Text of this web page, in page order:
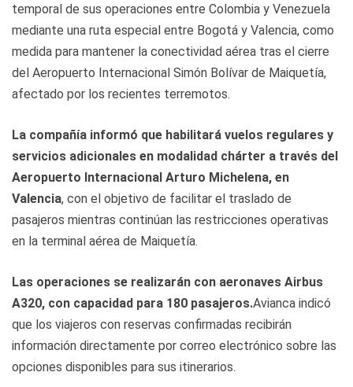
temporal de sus operaciones entre Colombia y Venezuela
mediante una ruta especial entre Bogotá y Valencia, como
medida para mantener la conectividad aérea tras el cierre
del Aeropuerto Internacional Simón Bolívar de Maiquetía,
afectado por los recientes terremotos.
La compañía informó que habilitará vuelos regulares y
servicios adicionales en modalidad chárter a través del
Aeropuerto Internacional Arturo Michelena, en
Valencia, con el objetivo de facilitar el traslado de
pasajeros mientras continúan las restricciones operativas
en la terminal aérea de Maiquetía.
Las operaciones se realizarán con aeronaves Airbus
A320, con capacidad para 180 pasajeros.Avianca indicó
que los viajeros con reservas confirmadas recibirán
información directamente por correo electrónico sobre las
opciones disponibles para sus itinerarios.